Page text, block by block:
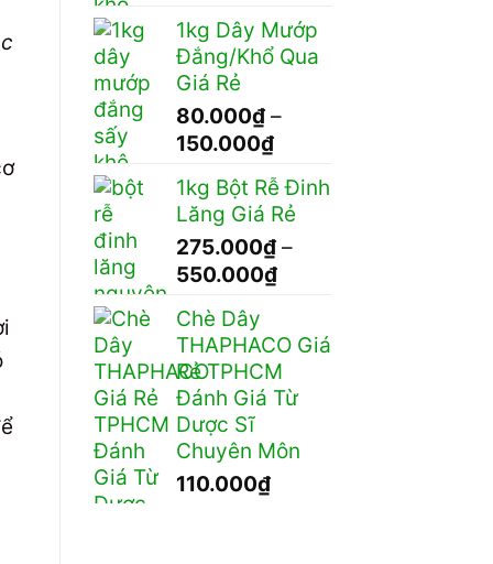
từ
195.000₫
370.000₫
1kg Dây Mướp
Đắng/Khổ Qua
Giá Rẻ
80.000₫ –
150.000₫Khoảng
từ
80.000₫
đến
150.000₫
1kg Bột Rễ Đinh
Lăng Giá Rẻ
275.000₫ –
550.000₫Khoảng
275.000₫
đến
550.000₫
Chè Dây
THAPHACO Giá
Rẻ TPHCM
Đánh Giá Từ
Dược Sĩ
Chuyên Môn
110.000₫